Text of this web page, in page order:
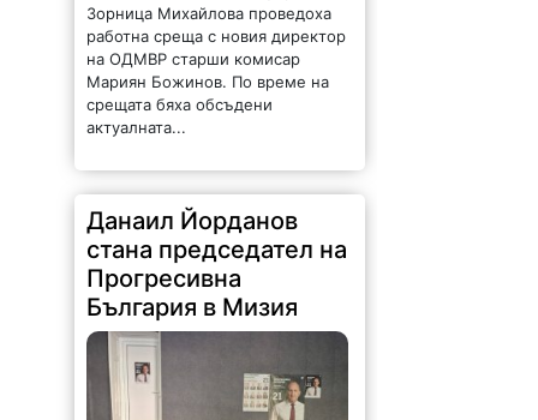
Зорница Михайлова проведоха
работна среща с новия директор
на ОДМВР старши комисар
Мариян Божинов. По време на
срещата бяха обсъдени
актуалната...
Данаил Йорданов
стана председател на
Прогресивна
България в Мизия